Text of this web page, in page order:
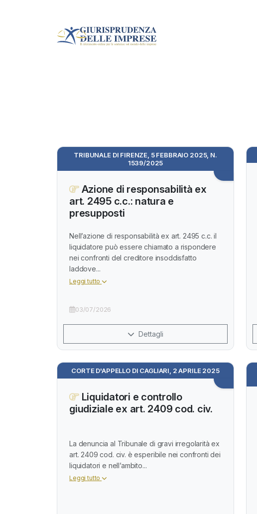
TRIBUNALE DI FIRENZE, 5 FEBBRAIO 2025, N.
1539/2025
Azione di responsabilità ex
art. 2495 c.c.: natura e
presupposti
Nell’azione di responsabilità ex art. 2495 c.c. il
liquidatore può essere chiamato a rispondere
nei confronti del creditore insoddisfatto
laddove...
Leggi tutto
03/07/2026
Dettagli
CORTE D'APPELLO DI CAGLIARI, 2 APRILE 2025
Liquidatori e controllo
giudiziale ex art. 2409 cod. civ.
La denuncia al Tribunale di gravi irregolarità ex
art. 2409 cod. civ. è esperibile nei confronti dei
liquidatori e nell’ambito...
Leggi tutto